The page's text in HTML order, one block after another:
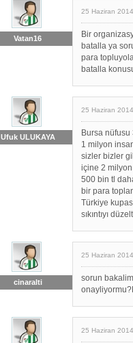
Vatan16
25 Haziran
Bir
batalla ya
para
batalla
Ufuk ULUKAYA
25 Haziran
Bursa nüfusu
1 milyon
sizler bizler
içine 2
500 bin tl
bir para
Türkiye
sıkıntıyı
cinaralti
25 Haziran
sorun
25 Haziran